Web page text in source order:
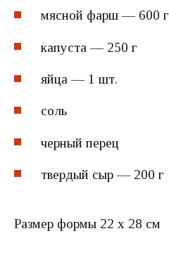
мясной фарш — 600 г
капуста — 250 г
яйца — 1 шт.
соль
черный перец
твердый сыр — 200 г
Размер формы 22 х 28 см